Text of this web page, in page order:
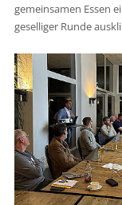
gemeinsamen Essen
geselliger Runde